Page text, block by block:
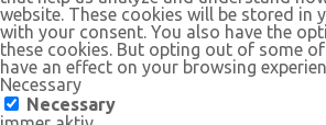
website. These cookies will be stored in
with your consent. You also have the
these cookies. But opting out of some
have an effect on your browsing
Necessary
Necessary